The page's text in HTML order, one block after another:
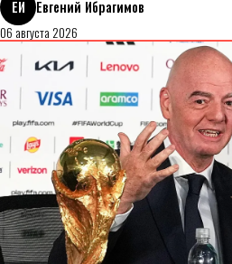
ЕИ
Евгений Ибрагимов
06 августа 2026